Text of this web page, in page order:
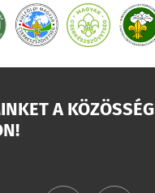
A KÖZÖSSÉGI